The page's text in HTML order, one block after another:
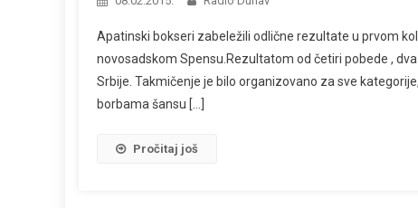
Apatinski bokseri zabeležili odlične rezultate u prvom
novosadskom Spensu.Rezultatom od četiri pobede ,
Srbije. Takmičenje je bilo organizovano za sve
borbama šansu […]
Pročitaj još